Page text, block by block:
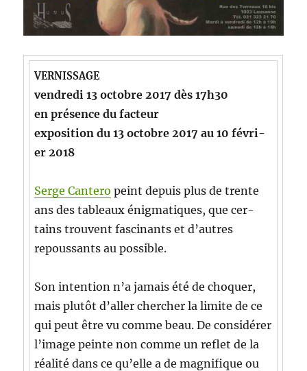
VERNISSAGE
ven­dre­di 13 octo­bre 2017 dès 17h30
en présence du facteur
expo­si­tion du 13 octo­bre 2017 au 10 févri­
er 2018
Serge Can­tero peint depuis plus de trente
ans des tableaux énig­ma­tiques, que cer­
tains trou­vent fasci­nants et d’autres
repous­sants au possible.
Son inten­tion n’a jamais été de cho­quer,
mais plutôt d’aller chercher la lim­ite de ce
qui peut être vu comme beau. De con­sid­ér­er
l’image peinte non comme un reflet de la
réal­ité dans ce qu’elle a de mag­nifique ou